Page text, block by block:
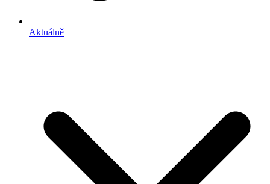
Aktuálně